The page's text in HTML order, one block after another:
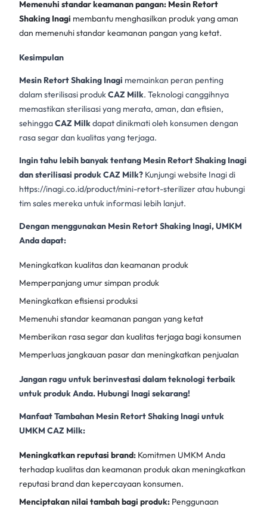
Memenuhi standar keamanan pangan: Mesin Retort
Shaking Inagi membantu menghasilkan produk yang aman
dan memenuhi standar keamanan pangan yang ketat.
Kesimpulan
Mesin Retort Shaking Inagi memainkan peran penting
dalam sterilisasi produkCAZ Milk. Teknologi canggihnya
memastikan sterilisasi yang merata, aman, dan efisien,
sehinggaCAZ Milkdapat dinikmati oleh konsumen dengan
rasa segar dan kualitas yang terjaga.
Ingin tahu lebih banyak tentang Mesin Retort Shaking Inagi
dan sterilisasi produk CAZ Milk? Kunjungi website Inagi di
https://inagi.co.id/product/mini-retort-sterilizeratau hubungi
tim sales mereka untuk informasi lebih lanjut.
Dengan menggunakan Mesin Retort Shaking Inagi, UMKM
Anda dapat:
Meningkatkan kualitas dan keamanan produk
Memperpanjang umur simpan produk
Meningkatkan efisiensi produksi
Memenuhi standar keamanan pangan yang ketat
Memberikan rasa segar dan kualitas terjaga bagi konsumen
Memperluas jangkauan pasar dan meningkatkan penjualan
Jangan ragu untuk berinvestasi dalam teknologi terbaik
untuk produk Anda. Hubungi Inagi sekarang!
Manfaat Tambahan Mesin Retort Shaking Inagi untuk
UMKM CAZ Milk:
Meningkatkan reputasi brand: Komitmen UMKM Anda
terhadap kualitas dan keamanan produk akan meningkatkan
reputasi brand dan kepercayaan konsumen.
Menciptakan nilai tambah bagi produk: Penggunaan